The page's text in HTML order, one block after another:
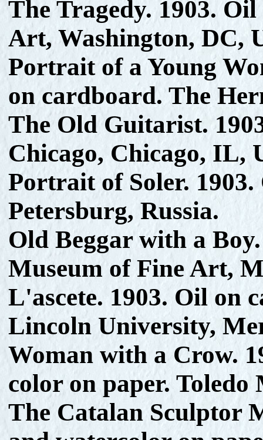
The Tragedy. 1903.
Art, Washington, DC,
Portrait of a Young
on cardboard. The
The Old Guitarist.
Chicago, Chicago, IL,
Portrait of Soler.
Petersburg, Russia.
Old Beggar with a
Museum of Fine Art,
L'ascete. 1903. Oil on
Lincoln University,
Woman with a Crow.
color on paper.
The Catalan Sculptor